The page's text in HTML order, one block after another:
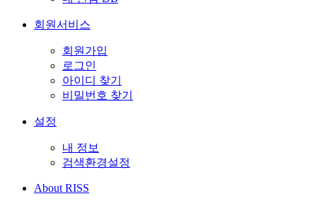
회원서비스
회원가입
로그인
아이디 찾기
비밀번호 찾기
설정
내 정보
검색환경설정
About RISS